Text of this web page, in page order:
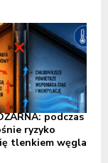
podczas
ryzyko
tlenkiem węgla